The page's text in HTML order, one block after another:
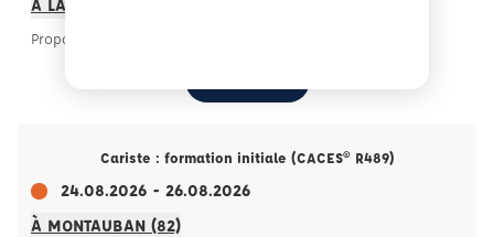
À LALBENQUE (46)
Proposé par ECF Lot
Cariste : formation initiale (CACES® R489)
24.08.2026 - 26.08.2026
À MONTAUBAN (82)